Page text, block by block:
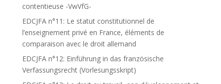
contentieuse -VwVfG-
EDCJFA n°11: Le statut constitutionnel de
l’enseignement privé en France, éléments de
comparaison avec le droit allemand
EDCJFA n°12: Einführung in das französische
Verfassungsrecht (Vorlesungsskript)